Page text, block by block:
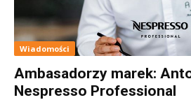
Wiadomości
Ambasadorzy marek:
Nespresso Professional